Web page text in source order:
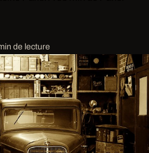
de lecture